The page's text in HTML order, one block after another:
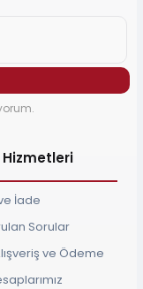
İade
Sorular
ve Ödeme